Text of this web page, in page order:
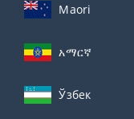
Maori
አማርኛ
Ўзбек